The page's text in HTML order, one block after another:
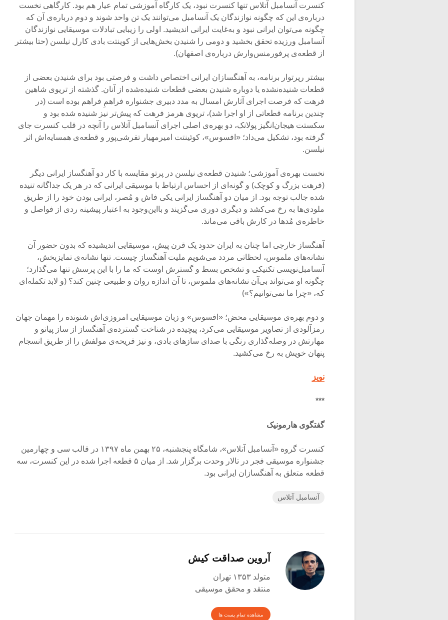
کنسرت آنسامبل آتلاس تنها کنسرت نبود، یک کارگاه آموزشی تمام عیار هم بود. کارگاهی نخست
درباره‌ی این که چگونه نوازندگان یک آنسامبل می‌توانند یک تن واحد شوند و دوم درباره‌ی آن که
چگونه می‌توان ایرانی نبود و به‌غایت ایرانی اندیشید. اولی را زیبایی تبادلات موسیقایی نوازندگان
آنسامبل ورزیده تحقق بخشید و دومی را شنیدن بخش‌هایی از کوینتت بادی کارل نیلسن (حتا بیشتر
از قطعه‌ی پرفورمنس‌وارش درباره‌ی اصفهان).
بیشتر رپرتوار برنامه، به آهنگسازان ایرانی اختصاص داشت و فرصتی بود برای شنیدن بعضی از
قطعات شنیده‌نشده‌ یا دوباره شنیدن بعضی قطعات شنیده‌شده از آنان. گذشته از تریوی شاهین
فرهت که فرصت اجرای آثارش امسال به مدد دبیری جشنواره فراهمِ فراهم بوده است (در
چندین برنامه قطعاتی از او اجرا شد)، تریوی هرمز فرهت که پیش‌تر نیز شنیده شده بود و
سکستت هیجان‌انگیز پولانک، دو بهره‌ی اصلی اجرای آنسامبل آتلاس را آنچه در قلب کنسرت جای
گرفته بود، تشکیل می‌داد؛ «افسوس»، کوئینتت امیرمهیار تفرشی‌پور و قطعه‌ی همسایه‌اش اثر
نیلسن.
نخست بهره‌ی آموزشی؛ شنیدن قطعه‌ی نیلسن در پرتو مقایسه با کار دو آهنگساز ایرانی دیگر
(فرهت بزرگ و کوچک) و گونه‌ای از احساس ارتباط با موسیقی ایرانی که در هر یک جداگانه تنیده
شده جالب توجه بود. از میان دو آهنگساز ایرانی یکی فاش و مُصر، ایرانی بودن خود را از طریق
ملودی‌ها به رخ می‌کشد و دیگری دوری می‌گزیند و بااین‌وجود به اعتبار پیشینه ردی از فواصل و
خاطره‌ی مُدها در کارش باقی می‌ماند.
آهنگساز خارجی اما چنان به ایران حدود یک قرن پیش، موسیقایی اندیشیده که بدون حضور آن
نشانه‌های ملموس، لحظاتی مردد می‌شویم ملیت آهنگساز چیست. تنها نشانه‌ی تمایزبخش،
آنسامبل‌نویسی تکنیکی و تشخص بسط و گسترش اوست که ما را با این پرسش تنها می‌گذارد؛
چگونه او می‌تواند بی‌آن نشانه‌های ملموس، تا آن اندازه روان و طبیعی چنین کند؟ (و لابد تکمله‌ای
که، «چرا ما نمی‌توانیم؟»)
و دوم بهره‌ی موسیقایی محض؛ «افسوس» و زبان موسیقایی امروزی‌اش شنونده را مهمان جهان
رمزآلودی از تصاویر موسیقایی می‌کرد، پیچیده در شناخت گسترده‌ی آهنگساز از ساز پیانو و
مهارتش در وصله‌گذاری رنگی با صدای سازهای بادی، و نیز قریحه‌ی مولفش را از طریق انسجام
پنهان خویش به رخ می‌کشید.
نویز
***
گفتگوی هارمونیک
کنسرت گروه «آنسامبل آتلاس»، شامگاه پنجشنبه، ۲۵ بهمن ماه ۱۳۹۷ در قالب سی و چهارمین
جشنواره موسیقی فجر در تالار وحدت برگزار شد. از میان ۵ قطعه اجرا شده در این کنسرت، سه
قطعه متعلق به آهنگسازان ایرانی بود.
آنسامبل آتلاس
آروین صداقت کیش
متولد ۱۳۵۳ تهران
منتقد و محقق موسیقی
مشاهده تمام پست ها